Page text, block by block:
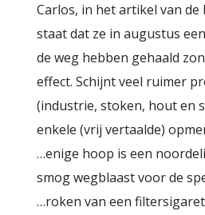
Carlos, in het artikel van de
staat dat ze in augustus
de weg hebben gehaald
effect. Schijnt veel ruimer
(industrie, stoken, hout en
enkele (vrij vertaalde)
…enige hoop is een
smog wegblaast voor de
…roken van een